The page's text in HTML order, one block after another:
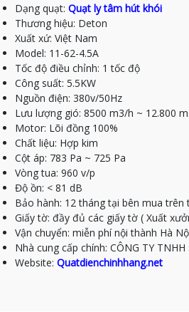
Dạng quạt: Quạt ly tâm hút khói
Thương hiệu: Deton
Xuất xứ: Việt Nam
Model: 11-62-4.5A
Tốc độ điều chỉnh: 1 tốc độ
Công suất: 5.5KW
Nguồn điện: 380v/50Hz
Lưu lượng gió: 8500 m3/h ~ 12.800
Motor: Lõi đồng 100%
Chất liệu: Hợp kim
Cột áp: 783 Pa ~ 725 Pa
Vòng tua: 960 v/p
Độ ồn: < 81 dB
Bảo hành: 12 tháng tại bên mua trên
Giấy tờ: đầy đủ các giấy tờ ( Xuất
Vận chuyển: miễn phí nội thành Hà
Nhà cung cấp chính: CÔNG TY TNHH
Website: Quatdienchinhhang.net